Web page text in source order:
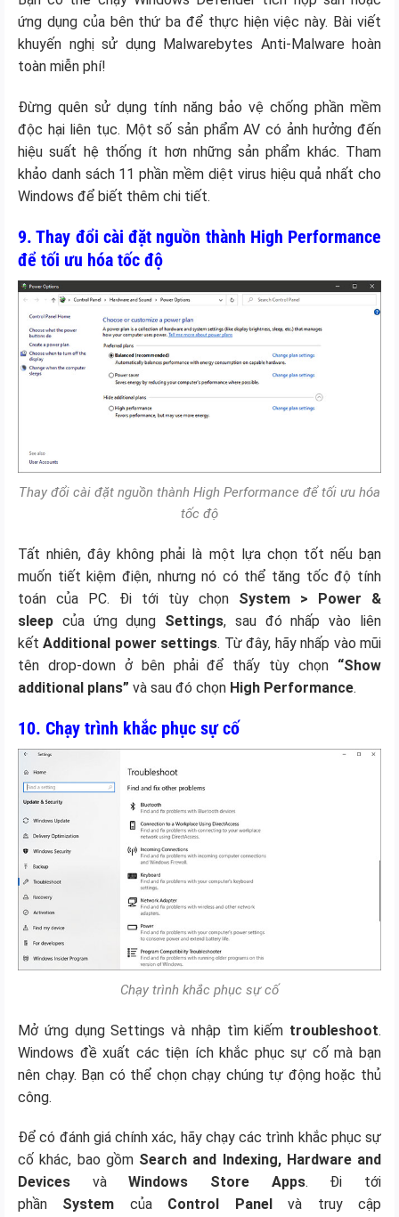
ứng dụng của bên thứ ba để thực hiện việc này. Bài viết
khuyến nghị sử dụng Malwarebytes Anti-Malware hoàn
toàn miễn phí!
Đừng quên sử dụng tính năng bảo vệ chống phần mềm
độc hại liên tục. Một số sản phẩm AV có ảnh hưởng đến
hiệu suất hệ thống ít hơn những sản phẩm khác. Tham
khảo danh sách 11 phần mềm diệt virus hiệu quả nhất cho
Windows để biết thêm chi tiết.
9. Thay đổi cài đặt nguồn thành High Performance
để tối ưu hóa tốc độ
Thay đổi cài đặt nguồn thành High Performance để tối ưu hóa
tốc độ
Tất nhiên, đây không phải là một lựa chọn tốt nếu bạn
muốn tiết kiệm điện, nhưng nó có thể tăng tốc độ tính
toán của PC. Đi tới tùy chọn System > Power &
sleep của ứng dụng Settings, sau đó nhấp vào liên
kếtAdditional power settings. Từ đây, hãy nhấp vào mũi
tên drop-down ở bên phải để thấy tùy chọn “Show
additional plans” và sau đó chọn High Performance.
10. Chạy trình khắc phục sự cố
Chạy trình khắc phục sự cố
Mở ứng dụng Settings và nhập tìm kiếm troubleshoot.
Windows đề xuất các tiện ích khắc phục sự cố mà bạn
nên chạy. Bạn có thể chọn chạy chúng tự động hoặc thủ
công.
Để có đánh giá chính xác, hãy chạy các trình khắc phục sự
cố khác, bao gồm Search and Indexing, Hardware and
Devices vàWindows Store Apps. Đi tới
phần System của Control Panel
và truy cập